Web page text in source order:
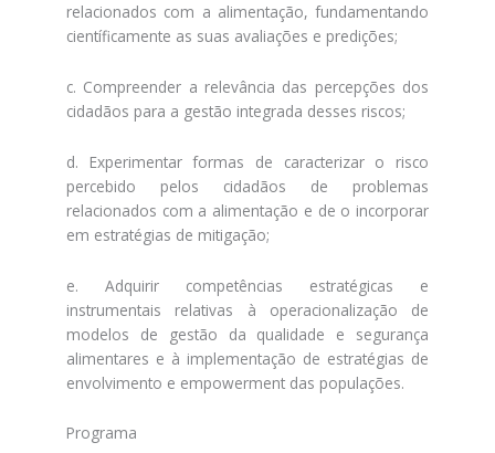
relacionados com a alimentação, fundamentando
científicamente as suas avaliações e predições;
c. Compreender a relevância das percepções dos
cidadãos para a gestão integrada desses riscos;
d. Experimentar formas de caracterizar o risco
percebido pelos cidadãos de problemas
relacionados com a alimentação e de o incorporar
em estratégias de mitigação;
e. Adquirir competências estratégicas e
instrumentais relativas à operacionalização de
modelos de gestão da qualidade e segurança
alimentares e à implementação de estratégias de
envolvimento e empowerment das populações.
Programa